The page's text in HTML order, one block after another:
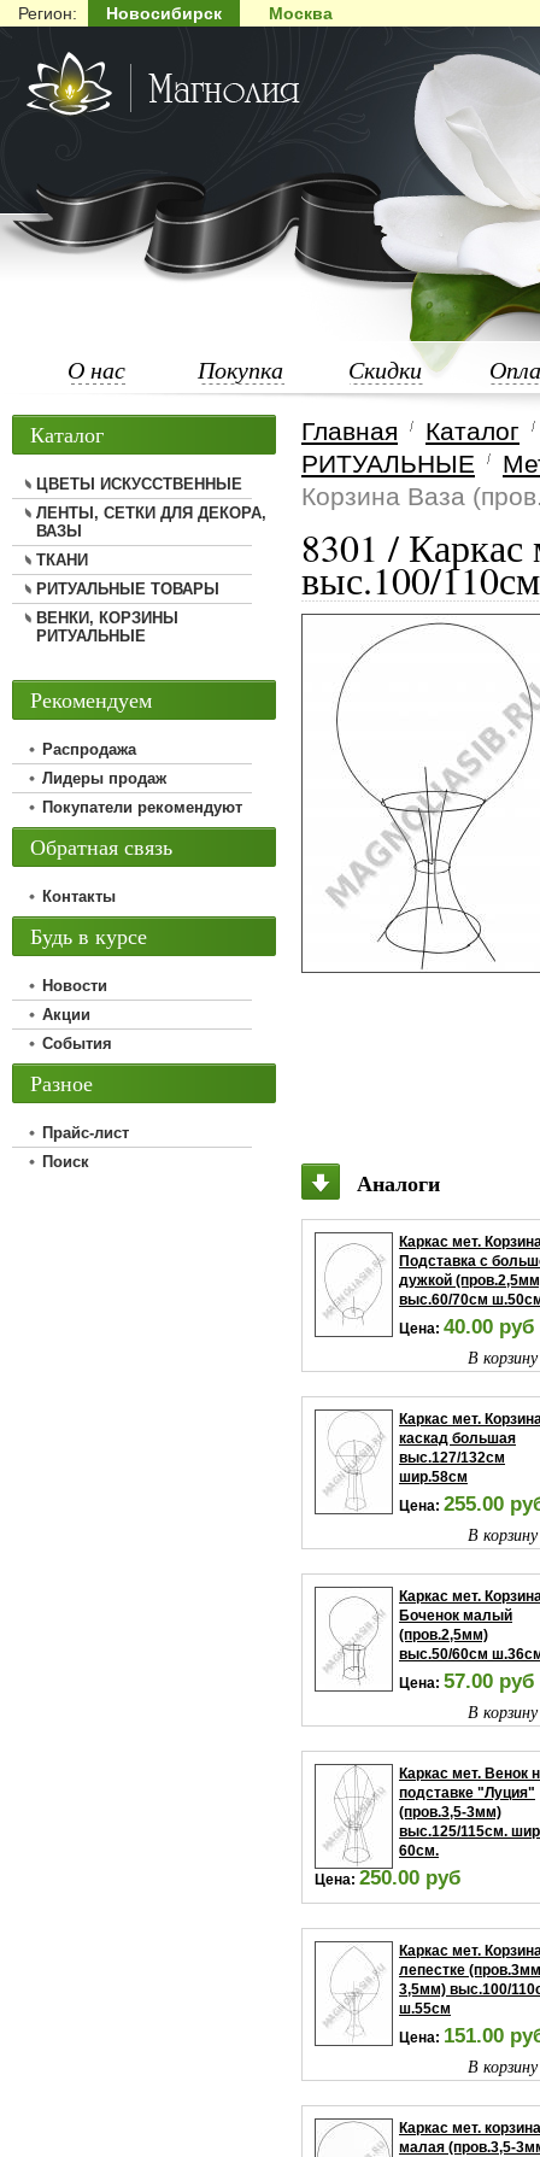
Регион: Новосибирск Москва
О нас Покупка Скидки
Главная
Каталог
РИТУАЛЬНЫЕ
Корзина Ваза
8301 /
выс.100/
Аналоги
Каркас мет.
Подставка с
дужкой
выс.60/70см
Цена: 40.00 руб
В
Каркас мет.
каскад большая
выс.127/132см
шир.58см
Цена: 255.00
В
Каркас мет.
Боченок малый
(пров.2,5мм)
выс.50/60см
Цена: 57.00 руб
В
Каркас мет. Венок
подставке "Луция"
(пров.3,5-3мм)
выс.125/115см.
60см.
Цена: 250.00 руб
В
Каркас мет.
лепестке
3,5мм) выс.100/
ш.55см
Цена: 151.00
В
Каркас мет. корзина
малая (пров.3,5-
Каталог
ЦВЕТЫ ИСКУССТВЕННЫЕ
ЛЕНТЫ, СЕТКИ ДЛЯ ДЕКОРА,
ВАЗЫ
ТКАНИ
РИТУАЛЬНЫЕ ТОВАРЫ
ВЕНКИ, КОРЗИНЫ
РИТУАЛЬНЫЕ
Рекомендуем
Распродажа
Лидеры продаж
Покупатели рекомендуют
Обратная связь
Контакты
Будь в курсе
Новости
Акции
События
Разное
Прайс-лист
Поиск